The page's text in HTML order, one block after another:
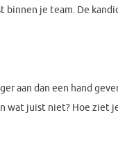
je team. De
aan dan een hand
wat juist niet? Hoe ziet